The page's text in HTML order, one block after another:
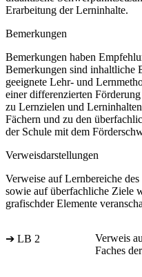
Erarbeitung der Lerninhalte.
Bemerkungen
Bemerkungen haben
Bemerkungen sind inhaltliche
geeignete Lehr- und
einer differenzierten
zu Lernzielen und
Fächern und zu den
der Schule mit dem
Verweisdarstellungen
Verweise auf Lernbereiche
sowie auf überfachliche Ziele
grafischder Elemente
➔ LB 2
Verweis
Faches